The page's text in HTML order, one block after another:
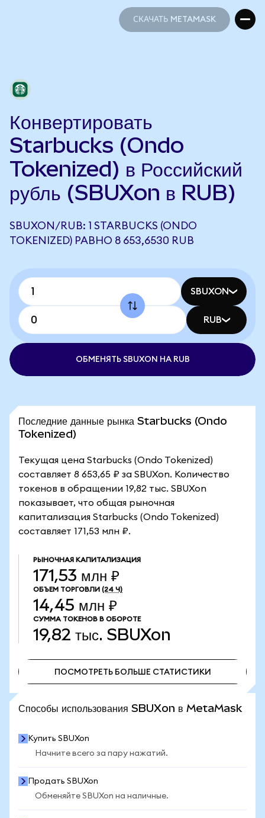
СКАЧАТЬ METAMASK
Конвертировать
Starbucks (Ondo
Tokenized) в Российский
рубль (SBUXon в RUB)
SBUXON/RUB: 1 STARBUCKS (ONDO
TOKENIZED) РАВНО 8 653,6530 RUB
SBUXON
RUB
ОБМЕНЯТЬ SBUXON НА RUB
Последние данные рынка Starbucks (Ondo
Tokenized)
Текущая цена Starbucks (Ondo Tokenized)
составляет 8 653,65 ₽ за SBUXon. Количество
токенов в обращении 19,82 тыс. SBUXon
показывает, что общая рыночная
капитализация Starbucks (Ondo Tokenized)
составляет 171,53 млн ₽.
РЫНОЧНАЯ КАПИТАЛИЗАЦИЯ
171,53 млн ₽
ОБЪЕМ ТОРГОВЛИ (24 Ч)
14,45 млн ₽
СУММА ТОКЕНОВ В ОБОРОТЕ
19,82 тыс. SBUXon
ПОСМОТРЕТЬ БОЛЬШЕ СТАТИСТИКИ
Способы использования SBUXon в MetaMask
Купить SBUXon
Начните всего за пару нажатий.
Продать SBUXon
Обменяйте SBUXon на наличные.